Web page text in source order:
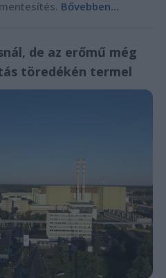
Bővebben...
de az erőmű még
töredékén termel